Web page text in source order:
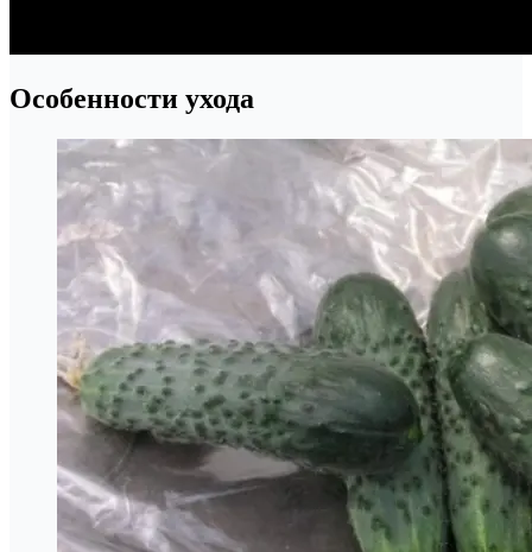
Особенности ухода